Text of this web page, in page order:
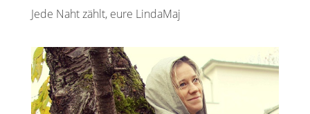
Jede Naht zählt, eure LindaMaj